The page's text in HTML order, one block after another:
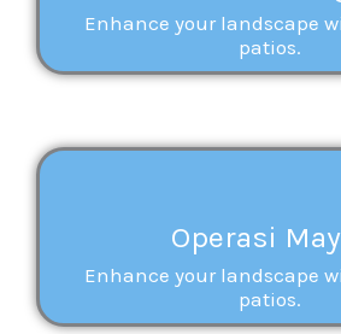
Enhance your landscape
patios.
Operasi
Enhance your landscape
patios.